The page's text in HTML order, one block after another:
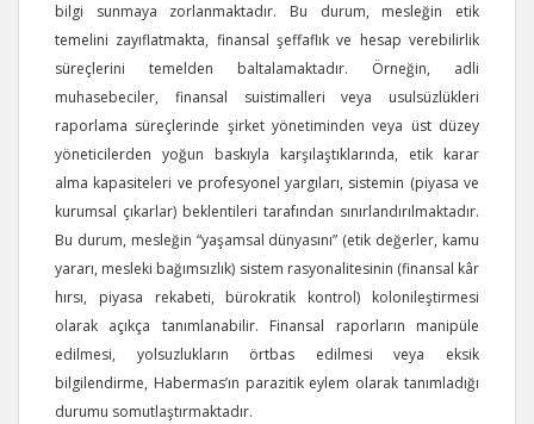
bilgi sunmaya zorlanmaktadır. Bu durum, mesleğin etik
temelini zayıflatmakta, finansal şeffaflık ve hesap verebilirlik
süreçlerini temelden baltalamaktadır. Örneğin, adli
muhasebeciler, finansal suistimalleri veya usulsüzlükleri
raporlama süreçlerinde şirket yönetiminden veya üst düzey
yöneticilerden yoğun baskıyla karşılaştıklarında, etik karar
alma kapasiteleri ve profesyonel yargıları, sistemin (piyasa ve
kurumsal çıkarlar) beklentileri tarafından sınırlandırılmaktadır.
Bu durum, mesleğin “yaşamsal dünyasını” (etik değerler, kamu
yararı, mesleki bağımsızlık) sistem rasyonalitesinin (finansal kâr
hırsı, piyasa rekabeti, bürokratik kontrol) kolonileştirmesi
olarak açıkça tanımlanabilir. Finansal raporların manipüle
edilmesi, yolsuzlukların örtbas edilmesi veya eksik
bilgilendirme, Habermas’ın parazitik eylem olarak tanımladığı
durumu somutlaştırmaktadır.